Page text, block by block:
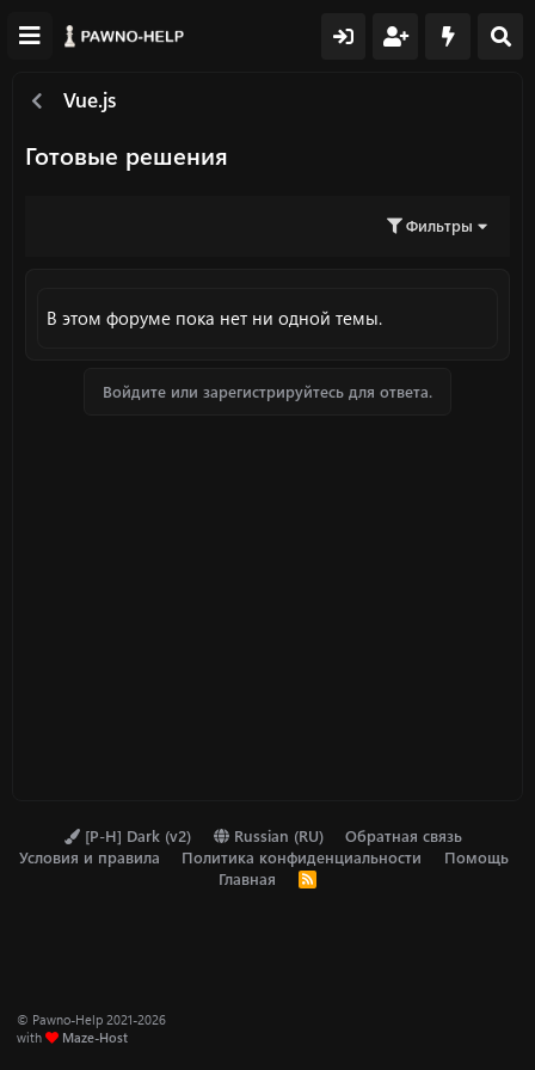
Vue.js
Готовые решения
Фильтры
В этом форуме пока нет ни одной темы.
Войдите или зарегистрируйтесь для ответа.
[P-H] Dark (v2) Russian (RU)
Обратная связь
Условия и правила
Политика конфиденциальности
Помощь
Главная
R
© Pawno-Help 2021-2026
with
Maze-Host